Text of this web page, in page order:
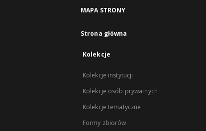
MAPA STRONY
Strona główna
Kolekcje
Kolekcje instytucji
Kolekcje osób prywatnych
Kolekcje tematyczne
Formy zbiorów